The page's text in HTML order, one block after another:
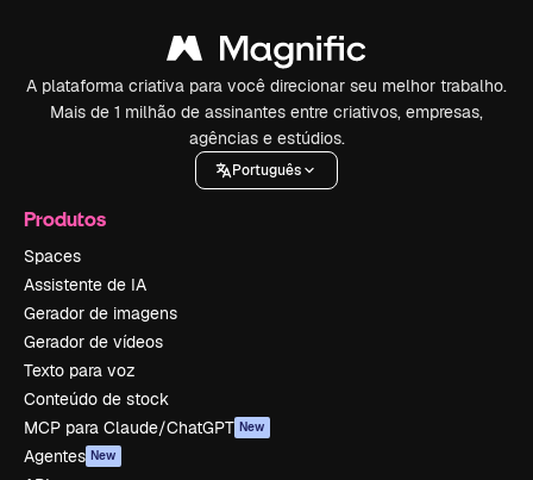
A plataforma criativa para você direcionar seu melhor trabalho.
Mais de 1 milhão de assinantes entre criativos, empresas,
agências e estúdios.
Português
Produtos
Spaces
Assistente de IA
Gerador de imagens
Gerador de vídeos
Texto para voz
Conteúdo de stock
MCP para Claude/ChatGPT New
Agentes New